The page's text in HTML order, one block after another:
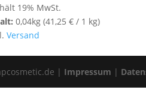
19% MwSt.
0,04kg (41,25€ / 1 kg)
Versand
| Impressum |